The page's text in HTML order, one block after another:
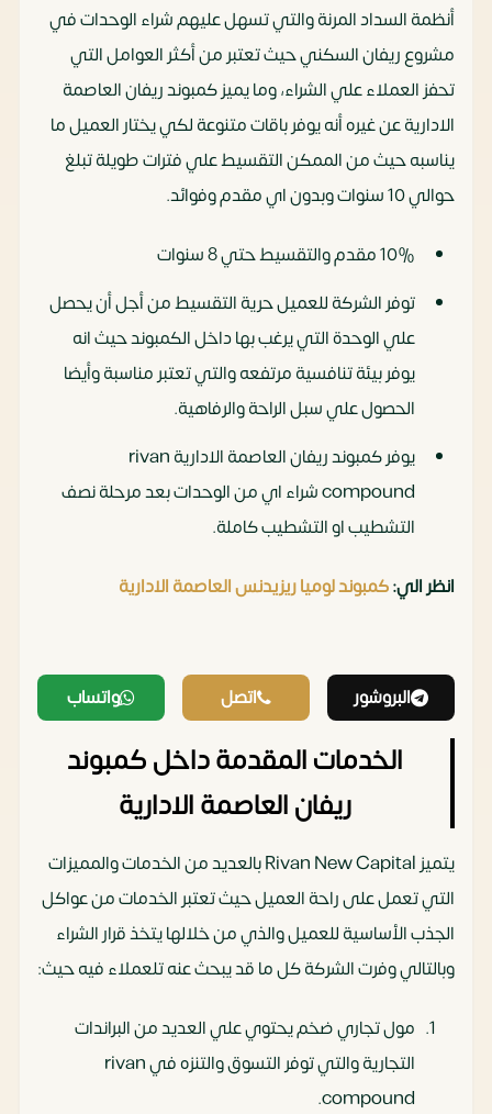
أنظمة السداد المرنة والتي تسهل عليهم شراء الوحدات في
مشروع ريفان السكني حيث تعتبر من أكثر العوامل التي
تحفز العملاء علي الشراء، وما يميز كمبوند ريفان العاصمة
الادارية عن غيره أنه يوفر باقات متنوعة لكي يختار العميل ما
يناسبه حيث من الممكن التقسيط علي فترات طويلة تبلغ
حوالي 10 سنوات وبدون اي مقدم وفوائد.
10% مقدم والتقسيط حتي 8 سنوات
توفر الشركة للعميل حرية التقسيط من أجل أن يحصل
علي الوحدة التي يرغب بها داخل الكمبوند حيث انه
يوفر بيئة تنافسية مرتفعه والتي تعتبر مناسبة وأيضا
الحصول علي سبل الراحة والرفاهية.
يوفر كمبوند ريفان العاصمة الادارية rivan
compound شراء اي من الوحدات بعد مرحلة نصف
التشطيب او التشطيب كاملة.
انظر الي:كمبوند لوميا ريزيدنس العاصمة الادارية
البروشور اتصل واتساب
الخدمات المقدمة داخل كمبوند
ريفان العاصمة الادارية
يتميز Rivan New Capital بالعديد من الخدمات والمميزات
التي تعمل على راحة العميل حيث تعتبر الخدمات من عواكل
الجذب الأساسية للعميل والذي من خلالها يتخذ قرار الشراء
وبالتالي وفرت الشركة كل ما قد يبحث عنه تلعملاء فيه حيث:
مول تجاري ضخم يحتوي علي العديد من البراندات
التجارية والتي توفر التسوق والتنزه في rivan
compound.